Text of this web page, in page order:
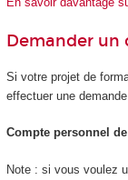
Demander un
Si votre projet de
effectuer une
Compte personnel
Note : si vous voulez